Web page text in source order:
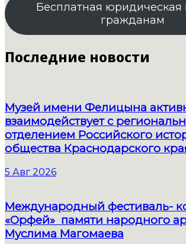
Бесплатная
гражданам
Последние новости
Музей имени Фелицына
взаимодействует с
отделением Российского
общества Краснодарского
5 Авг 2026
Международный фестиваль-
«Орфей» памяти народного
Муслима Магомаева